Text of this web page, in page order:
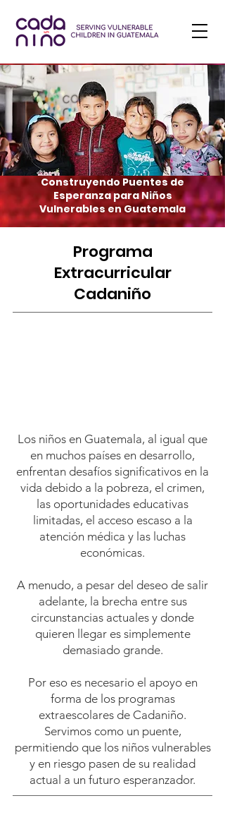
Construyendo Puentes de
Esperanza para Niños
Vulnerables en Guatemala
Programa
Extracurricular
Cadaniño
Los niños en Guatemala, al igual que
en muchos países en desarrollo,
enfrentan desafíos significativos en la
vida debido a la pobreza, el crimen,
las oportunidades educativas
limitadas, el acceso escaso a la
atención médica y las luchas
económicas.
A menudo, a pesar del deseo de salir
adelante, la brecha entre sus
circunstancias actuales y donde
quieren llegar es simplemente
demasiado grande.
Por eso es necesario el apoyo en
forma de los programas
extraescolares de Cadaniño.
Servimos como un puente,
permitiendo que los niños vulnerables
y en riesgo pasen de su realidad
actual a un futuro esperanzador.